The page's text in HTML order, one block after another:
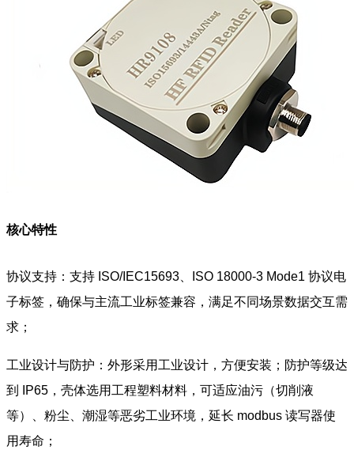
核心特性
协议支持：支持 ISO/IEC15693、ISO 18000-3 Mode1 协议电
子标签，确保与主流工业标签兼容，满足不同场景数据交互需
求；
工业设计与防护：外形采用工业设计，方便安装；防护等级达
到 IP65，壳体选用工程塑料材料，可适应油污（切削液
等）、粉尘、潮湿等恶劣工业环境，延长 modbus 读写器使
用寿命；